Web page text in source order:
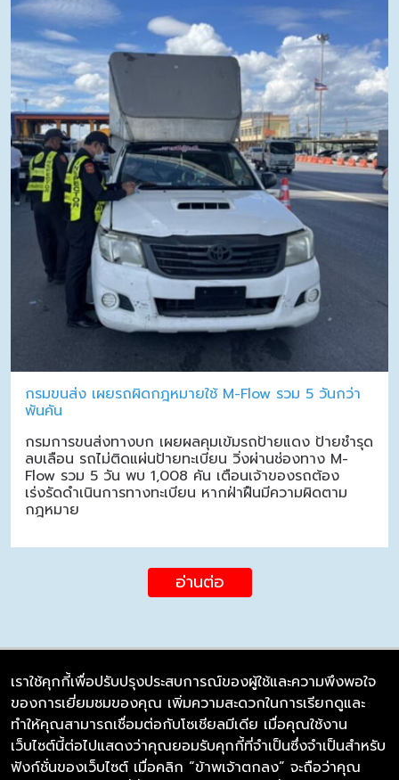
กรมขนส่ง เผยรถผิดกฎหมายใช้ M-Flow รวม 5 วันกว่า
พันคัน
กรมการขนส่งทางบก เผยผลคุมเข้มรถป้ายแดง ป้ายชำรุด
ลบเลือน รถไม่ติดแผ่นป้ายทะเบียน วิ่งผ่านช่องทาง M-
Flow รวม 5 วัน พบ 1,008 คัน เตือนเจ้าของรถต้อง
เร่งรัดดำเนินการทางทะเบียน หากฝ่าฝืนมีความผิดตาม
กฎหมาย
อ่านต่อ
บริษัท ซิมลิงค์ จำกัด
98/226 Bangrakyai-Baanmai Road,
Bangyai, Nonthaburi 11140
เราใช้คุกกี้เพื่อปรับปรุงประสบการณ์ของผู้ใช้และความพึงพอใจ
ของการเยี่ยมชมของคุณ เพิ่มความสะดวกในการเรียกดูและ
ทำให้คุณสามารถเชื่อมต่อกับโซเชียลมีเดีย เมื่อคุณใช้งาน
เว็บไซต์นี้ต่อไปแสดงว่าคุณยอมรับคุกกี้ที่จำเป็นซึ่งจำเป็นสำหรับ
ฟังก์ชั่นของเว็บไซต์ เมื่อคลิก “ข้าพเจ้าตกลง” จะถือว่าคุณ